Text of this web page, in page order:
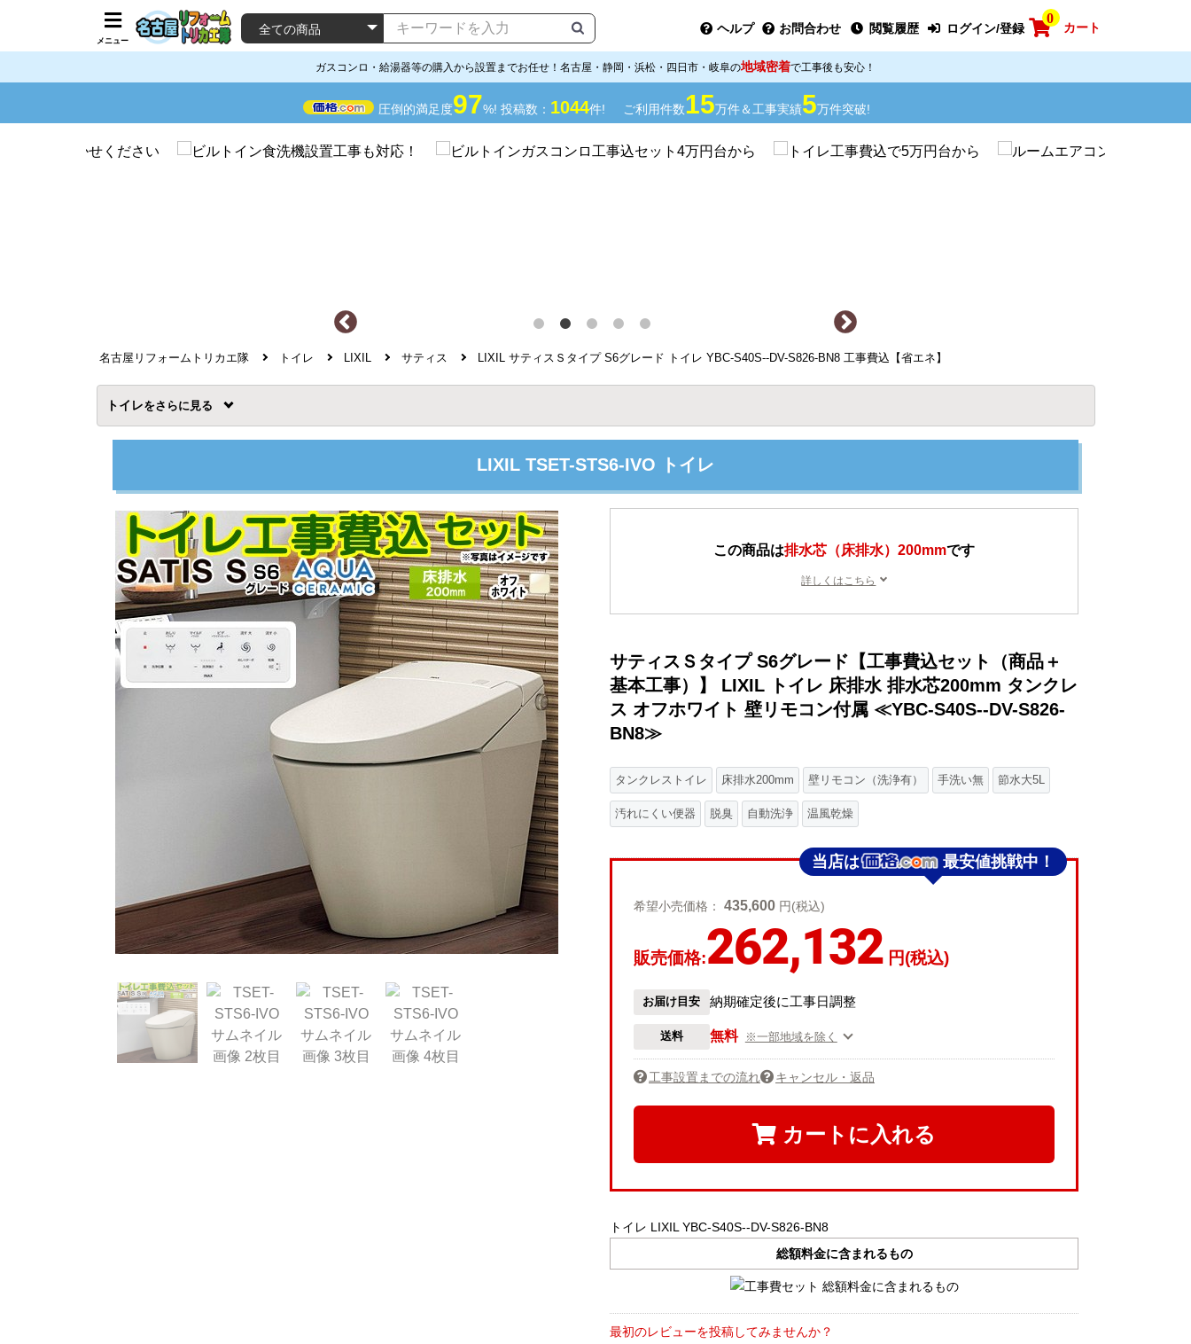
メニュー
ヘルプ お問合わせ 閲覧履歴 ログイン/登録
0
カート
ガスコンロ・給湯器等の購入から設置までお任せ！名古屋・静岡・浜松・四日市・岐阜の地域密着で工事後も安心！
圧倒的満足度97%! 投稿数： 1044件! ご利用件数15万件＆工事実績5万件突破!
名古屋リフォームトリカエ隊 トイレ LIXIL サティス LIXIL サティスＳタイプ S6グレード トイレ YBC-S40S--DV-S826-BN8 工事費込【省エネ】
トイレを
LIXIL TSET-STS6-IVO トイレ
この商品は排水芯（床排水）200mmです
詳しくはこちら
サティスＳタイプ S6グレード【工事費込セット（商品＋
基本工事）】 LIXIL トイレ 床排水 排水芯200mm タンクレ
ス オフホワイト 壁リモコン付属 ≪YBC-S40S--DV-S826-
BN8≫
タンクレストイレ 床排水200mm 壁リモコン（洗浄有） 手洗い無 節水大5L
汚れにくい便器 脱臭 自動洗浄 温風乾燥
当店は 最安値挑戦中！
希望小売価格： 435,600 円(税込)
販売価格:262,132 円(税込)
お届け目安 納期確定後に工事日調整
送料 無料 ※一部地域を除く
工事設置までの流れ キャンセル・返品
カートに入れる
トイレ LIXIL YBC-S40S--DV-S826-BN8
総額料金に含まれるもの
最初のレビューを投稿してみませんか？